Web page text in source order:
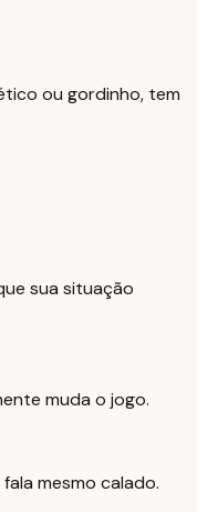
ou gordinho, tem
sua situação
muda o jogo.
mesmo calado.